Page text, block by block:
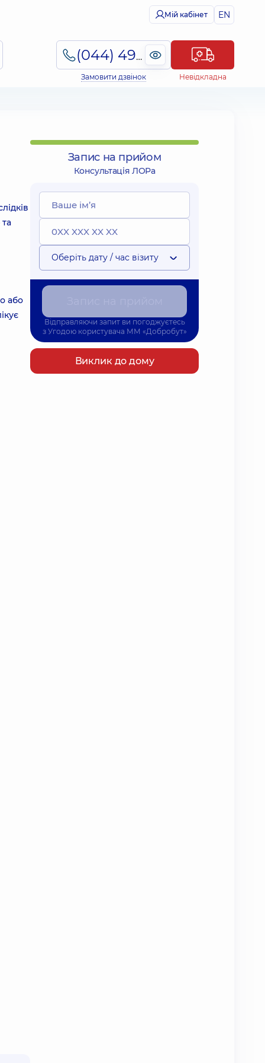
Мій кабінет EN
(044) 495-2-888
Замовити дзвінок Невідкладна
або
Запис на прийом
Консультація ЛОРа
Оберіть дату / час візиту
Відправляючи запит ви погоджуєтесь
з Угодою користувача ММ «Добробут»
Виклик до дому